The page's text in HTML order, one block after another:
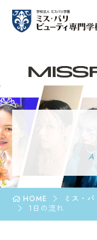
高校3年生の方
再進学をご検
学校関係者の方
企業の方
卒業生の方
ミスパリにつ
学科紹介
オープンキャ
資格・就職
入学案内
学園生活
A
HOME ミス・
1日の流れ